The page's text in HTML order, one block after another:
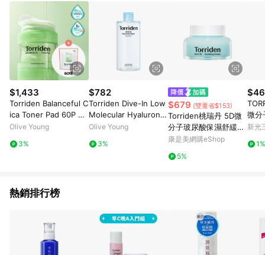
$1,433
Torriden Balanceful C
ica Toner Pad 60P Do
uble Pack (60P+60P
Olive Young
3%
$782
Torriden Dive-In Low
Molecular Hyaluronic
Acid Cleansing Water
Olive Young
3%
$679 (雙重省$153)
Torriden桃瑞丹 5D微
分子玻尿酸保濕舒緩凝
霜100ml
康是美網購eShop
5%
微分
乳
新光
1%
熱銷排行榜